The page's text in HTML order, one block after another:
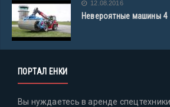
12.08.2016
Невероятные машины 4
ПОРТАЛ ЕНКИ
Вы нуждаетесь в аренде